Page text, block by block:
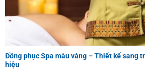
Đồng phục Spa màu vàng – Thiết kế sang
hiệu